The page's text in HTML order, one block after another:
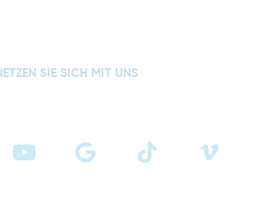
SIE SICH MIT UNS